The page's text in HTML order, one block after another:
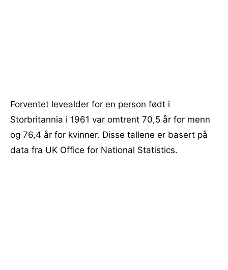
Forventet levealder for en person født i
Storbritannia i 1961 var omtrent 70,5 år for menn
og 76,4 år for kvinner. Disse tallene er basert på
data fra UK Office for National Statistics.